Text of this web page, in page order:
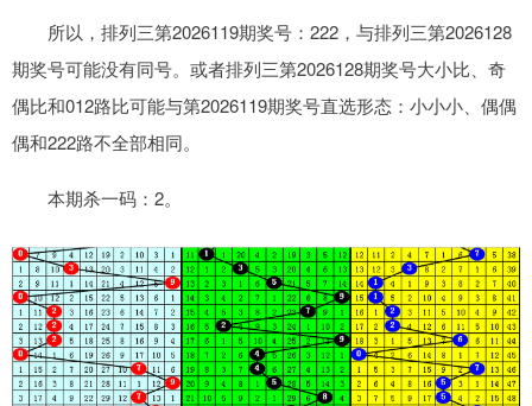
所以，排列三第2026119期奖号：222，与排列三第2026128
期奖号可能没有同号。或者排列三第2026128期奖号大小比、奇
偶比和012路比可能与第2026119期奖号直选形态：小小小、偶偶
偶和222路不全部相同。
本期杀一码：2。